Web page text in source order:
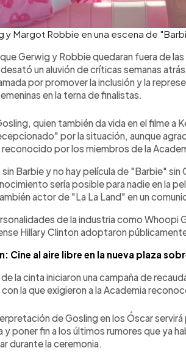
y Margot Robbie en una escena de
Gerwig y Robbie quedaran fuera de
un aluvión de críticas semanas
por promover la inclusión y la
en la terna de finalistas.
quien también da vida en el filme a
por la situación, aunque
por los miembros de la
sin Barbie y no hay película de "Barbie"
sería posible para nadie en la
actor de "La La Land" en un
de la industria como Whoopi
Hillary Clinton adoptaron
Cine al aire libre en la nueva plaza
la cinta iniciaron una campaña de
la que exigieron a la Academia
de Gosling en los Óscar
poner fin a los últimos rumores que ya
durante la ceremonia.